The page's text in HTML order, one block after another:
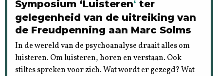
Symposium ‘Luisteren‘ ter
gelegenheid van de uitreiking van
de Freudpenning aan Marc Solms
In de wereld van de psychoanalyse draait alles om
luisteren. Om luisteren, horen en verstaan. Ook
stiltes spreken voor zich. Wat wordt er gezegd? Wat